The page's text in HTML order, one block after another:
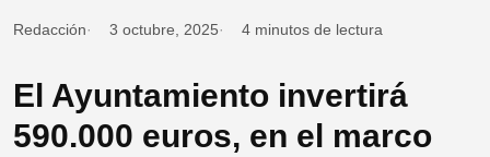
Redacción 3 octubre, 2025 4 minutos de lectura
El Ayuntamiento invertirá
590.000 euros, en el marco